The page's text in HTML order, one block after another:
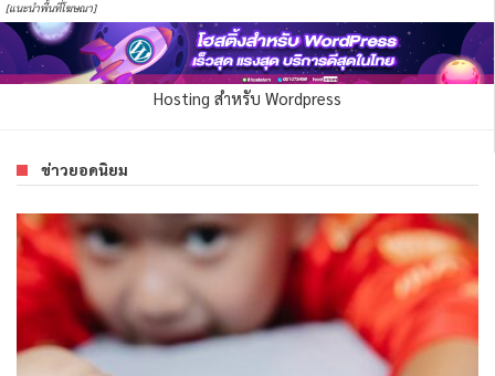
[แนะนำพื้นที่โฆษณา]
Hosting สำหรับ Wordpress
ข่าวยอดนิยม